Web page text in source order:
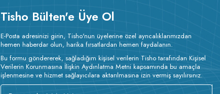
Tisho Bülten'e Üye Ol
E-Posta adresinizi girin, Tisho'nun üyelerine özel ayrıcalıklarımızdan
hemen haberdar olun, harika fırsatlardan hemen faydalanın.
Bu formu göndererek, sağladığım kişisel verilerin Tisho tarafından Kişisel
Verilerin Korunmasına İlişkin Aydınlatma Metni kapsamında bu amaçla
işlenmesine ve hizmet sağlayıcılara aktarılmasına izin vermiş sayılırsınız.